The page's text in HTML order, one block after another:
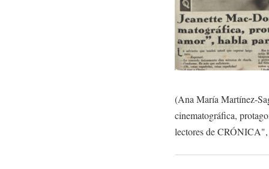
(Ana María Martínez-
cinematográfica,
lectores de